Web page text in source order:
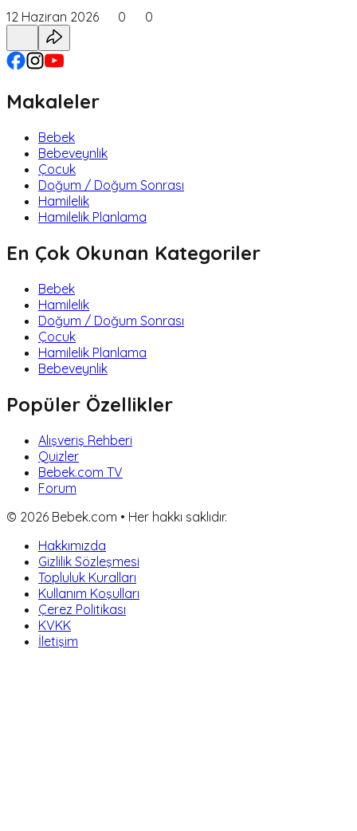
12 Haziran 2026 0 0
Makaleler
Bebek
Bebeveynlik
Çocuk
Doğum / Doğum Sonrası
Hamilelik
Hamilelik Planlama
En Çok Okunan Kategoriler
Bebek
Hamilelik
Doğum / Doğum Sonrası
Çocuk
Hamilelik Planlama
Bebeveynlik
Popüler Özellikler
Alışveriş Rehberi
Quizler
Bebek.com TV
Forum
© 2026 Bebek.com • Her hakkı saklıdır.
Hakkımızda
Gizlilik Sözleşmesi
Topluluk Kuralları
Kullanım Koşulları
Çerez Politikası
KVKK
İletişim